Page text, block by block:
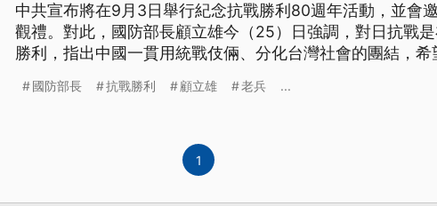
中共宣布將在9月3日舉行紀念抗戰勝利80週年活動，並會
觀禮。對此，國防部長顧立雄今（25）日強調，對日抗戰
勝利，指出中國一貫用統戰伎倆、分化台灣社會的團結，希
國防部長 抗戰勝利 顧立雄 老兵 ...
1